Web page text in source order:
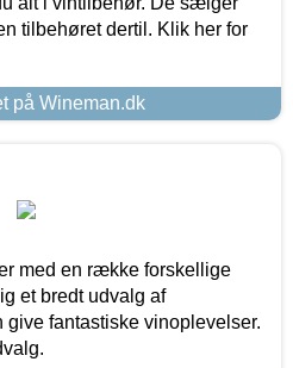
tilbehøret dertil. Klik her for
på Wineman.dk
med en række forskellige
et bredt udvalg af
fantastiske vinoplevelser.